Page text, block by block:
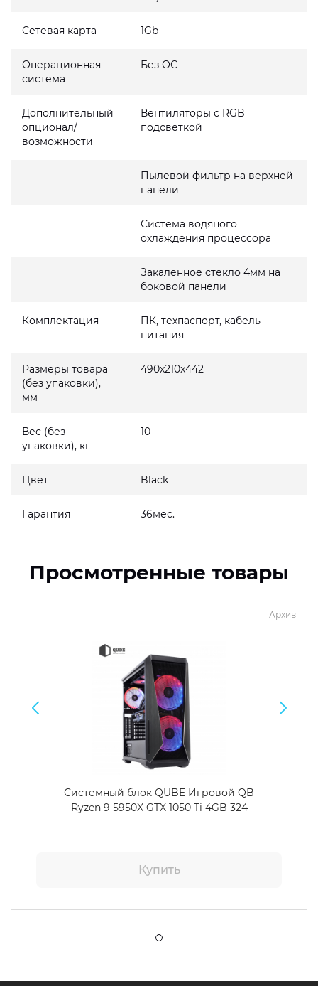
Сетевая карта 1Gb
Операционная
система
Без ОС
Дополнительный
опционал/
возможности
Вентиляторы с RGB
подсветкой
Пылевой фильтр на верхней
панели
Система водяного
охлаждения процессора
Закаленное стекло 4мм на
боковой панели
Комплектация
ПК, техпаспорт, кабель
питания
Размеры товара
(без упаковки),
мм
490x210x442
Вес (без
упаковки), кг
10
Цвет Black
Гарантия 36мес.
Просмотренные товары
Архив
Системный блок QUBE Игровой QB
Ryzen 9 5950X GTX 1050 Ti 4GB 324
Купить